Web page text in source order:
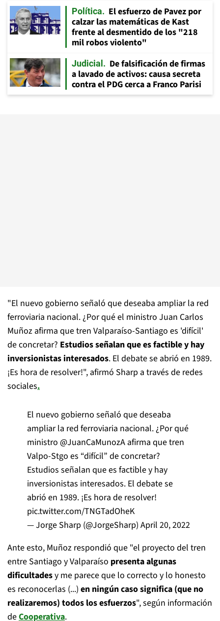
Política
El esfuerzo de Pavez por
calzar las matemáticas de Kast
frente al desmentido de los "218
mil robos violento"
Judicial
De falsificación de firmas
a lavado de activos: causa secreta
contra el PDG cerca a Franco Parisi
"El nuevo gobierno señaló que deseaba ampliar la red
ferroviaria nacional. ¿Por qué el ministro Juan Carlos
Muñoz afirma que tren Valparaíso-Santiago es 'difícil'
de concretar? Estudios señalan que es factible y hay
inversionistas interesados. El debate se abrió en 1989.
¡Es hora de resolver!", afirmó Sharp a través de redes
sociales.
El nuevo gobierno señaló que deseaba
ampliar la red ferroviaria nacional. ¿Por qué
ministro @JuanCaMunozA afirma que tren
Valpo-Stgo es “difícil” de concretar?
Estudios señalan que es factible y hay
inversionistas interesados. El debate se
abrió en 1989. ¡Es hora de resolver!
pic.twitter.com/TNGTadOheK
— Jorge Sharp (@JorgeSharp) April 20, 2022
Ante esto, Muñoz respondió que "el proyecto del tren
entre Santiago y Valparaíso presenta algunas
dificultadesy me parece que lo correcto y lo honesto
es reconocerlas (...) en ningún caso significa (que no
realizaremos) todos los esfuerzos", según información
deCooperativa.